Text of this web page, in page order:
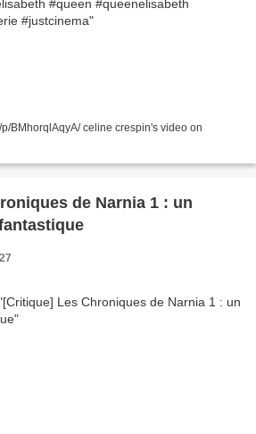
BMhorqlAqyA/ celine crespin's video on
de Narnia 1 : un